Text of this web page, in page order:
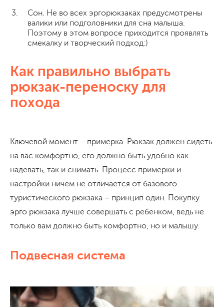
Сон. Не во всех эргорюкзаках предусмотрены
валики или подголовники для сна малыша.
Поэтому в этом вопросе приходится проявлять
смекалку и творческий подход:)
Как правильно выбрать
рюкзак-переноску для
похода
Ключевой момент – примерка. Рюкзак должен сидеть
на вас комфортно, его должно быть удобно как
надевать, так и снимать. Процесс примерки и
настройки ничем не отличается от базового
туристического рюкзака – принцип один. Покупку
эрго рюкзака лучше совершать с ребенком, ведь не
только вам должно быть комфортно, но и малышу.
Подвесная система